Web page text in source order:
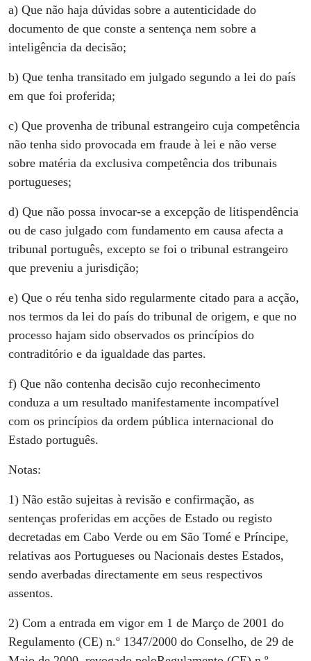
a) Que não haja dúvidas sobre a autenticidade do
documento de que conste a sentença nem sobre a
inteligência da decisão;
b) Que tenha transitado em julgado segundo a lei do país
em que foi proferida;
c) Que provenha de tribunal estrangeiro cuja competência
não tenha sido provocada em fraude à lei e não verse
sobre matéria da exclusiva competência dos tribunais
portugueses;
d) Que não possa invocar-se a excepção de litispendência
ou de caso julgado com fundamento em causa afecta a
tribunal português, excepto se foi o tribunal estrangeiro
que preveniu a jurisdição;
e) Que o réu tenha sido regularmente citado para a acção,
nos termos da lei do país do tribunal de origem, e que no
processo hajam sido observados os princípios do
contraditório e da igualdade das partes.
f) Que não contenha decisão cujo reconhecimento
conduza a um resultado manifestamente incompatível
com os princípios da ordem pública internacional do
Estado português.
Notas:
1) Não estão sujeitas à revisão e confirmação, as
sentenças proferidas em acções de Estado ou registo
decretadas em Cabo Verde ou em São Tomé e Príncipe,
relativas aos Portugueses ou Nacionais destes Estados,
sendo averbadas directamente em seus respectivos
assentos.
2) Com a entrada em vigor em 1 de Março de 2001 do
Regulamento (CE) n.º 1347/2000 do Conselho, de 29 de